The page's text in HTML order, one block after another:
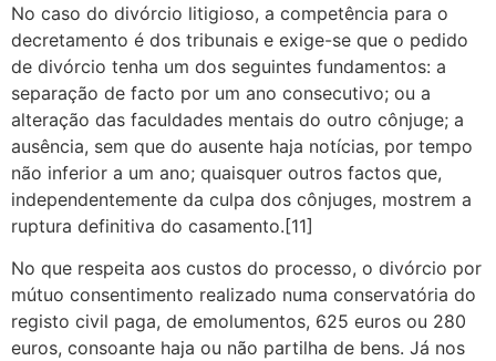
No caso do divórcio litigioso, a competência para o
decretamento é dos tribunais e exige-se que o pedido
de divórcio tenha um dos seguintes fundamentos: a
separação de facto por um ano consecutivo; ou a
alteração das faculdades mentais do outro cônjuge; a
ausência, sem que do ausente haja notícias, por tempo
não inferior a um ano; quaisquer outros factos que,
independentemente da culpa dos cônjuges, mostrem a
ruptura definitiva do casamento.[11]
No que respeita aos custos do processo, o divórcio por
mútuo consentimento realizado numa conservatória do
registo civil paga, de emolumentos, 625 euros ou 280
euros, consoante haja ou não partilha de bens. Já nos